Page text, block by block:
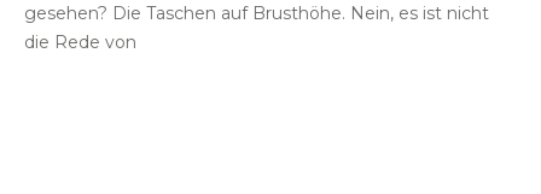
gesehen? Die Taschen auf Brusthöhe. Nein, es ist nicht
die Rede von